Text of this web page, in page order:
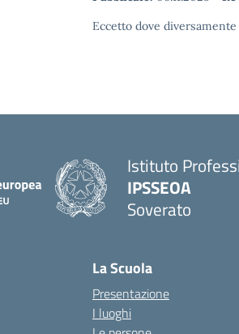
Eccetto dove
Istituto
IPSSEOA
Soverato
La Scuola
Presentazione
I luoghi